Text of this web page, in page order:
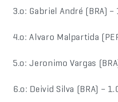
3.o: Gabriel André (BRA) –
4.o: Alvaro Malpartida
5.o: Jeronimo Vargas
6.o: Deivid Silva (BRA) –